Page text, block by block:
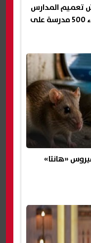
تعميم المدارس
اليابانية وآليات تنفيذ خطة إنشاء 500 مدرسة على
«هانتا»